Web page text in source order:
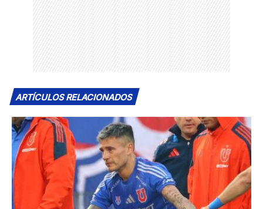
ARTÍCULOS RELACIONADOS